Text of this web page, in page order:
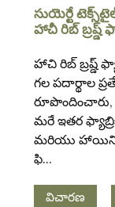
సుయెర్టే
హాచీ రిబ్ బ్రష్డ్
హాచి రిబ్ బ్రష్డ్
గల పదార్థాల
మరే ఇతర
మరియు హాయినిచ్చే
ఫి...
విచారణ